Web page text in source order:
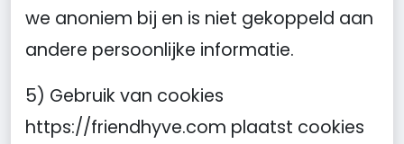
we anoniem bij en is niet gekoppeld aan
andere persoonlijke informatie.
5) Gebruik van cookies
https://friendhyve.com plaatst cookies